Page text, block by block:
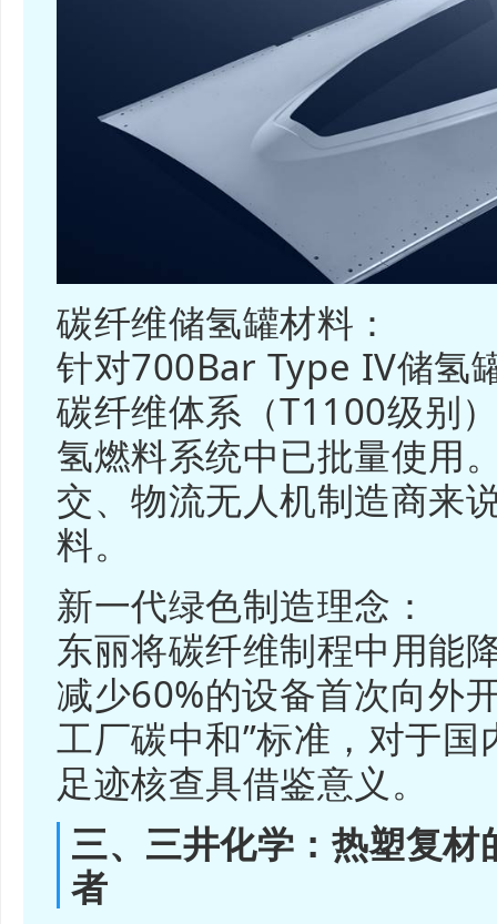
碳纤维储氢罐材料：
针对700Bar Type IV储氢
碳纤维体系（T1100级别
氢燃料系统中已批量使用
交、物流无人机制造商来
料。
新一代绿色制造理念：
东丽将碳纤维制程中用能
减少60%的设备首次向外
工厂碳中和”标准，对于
足迹核查具借鉴意义。
三、三井化学：热塑复
者